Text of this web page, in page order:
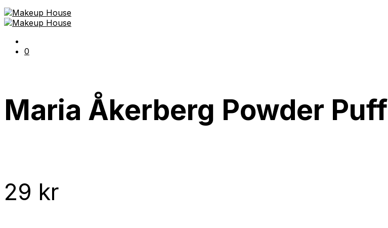
0
Maria Åkerberg Powder Puff
29 kr